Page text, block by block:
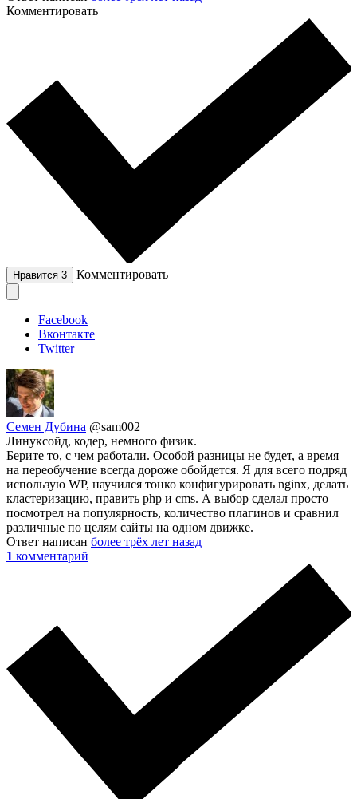
Комментировать
Нравится 3 Комментировать
Facebook
Вконтакте
Twitter
Семен Дубина @sam002
Линуксойд, кодер, немного физик.
Берите то, с чем работали. Особой разницы не будет, а время
на переобучение всегда дороже обойдется. Я для всего подряд
использую WP, научился тонко конфигурировать nginx, делать
кластеризацию, править php и cms. А выбор сделал просто —
посмотрел на популярность, количество плагинов и сравнил
различные по целям сайты на одном движке.
Ответ написан более трёх лет назад
1 комментарий